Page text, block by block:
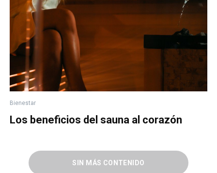
Bienestar
Los beneficios del sauna al corazón
SIN MÁS CONTENIDO